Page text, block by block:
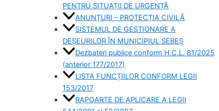
PENTRU SITUAȚII DE URGENȚĂ
ANUNȚURI – PROTECȚIA CIVILĂ
SISTEMUL DE GESTIONARE A
DEȘEURILOR ÎN MUNICIPIUL SEBEȘ
Dezbateri publice conform H.C.L. 81/2025
(anterior 177/2017)
LISTA FUNCȚIILOR CONFORM LEGII
153/2017
RAPOARTE DE APLICARE A LEGII